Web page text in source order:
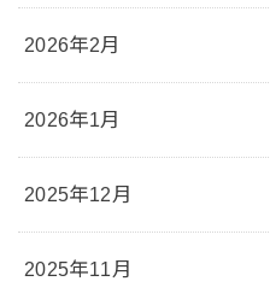
2026年2月
2026年1月
2025年12月
2025年11月